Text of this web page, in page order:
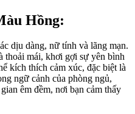
Hồng:
dịu dàng, nữ tính và lãng mạn.
thoải mái, khơi gợi sự yên bình
kích thích cảm xúc, đặc biệt là
ngữ cảnh của phòng ngủ,
êm đềm, nơi bạn cảm thấy